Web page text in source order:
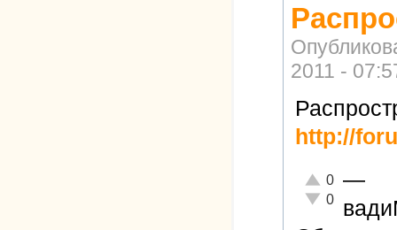
2011 -
http://
Отлично!
0
Неадекватно!
0
—